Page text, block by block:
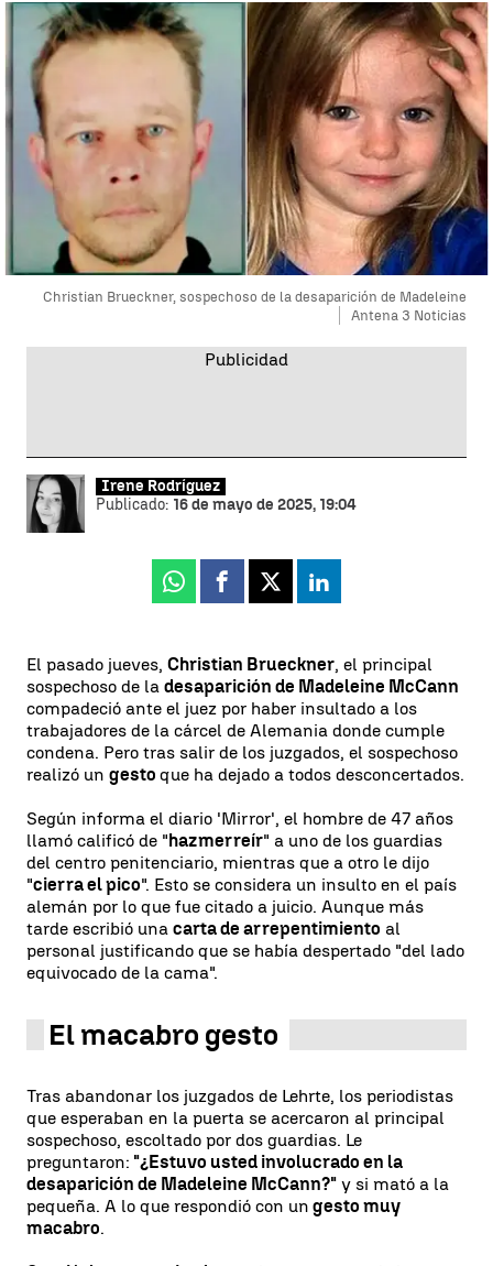
Christian Brueckner, sospechoso de la desaparición de Madeleine
Antena 3 Noticias
Irene Rodríguez
Publicado: 16 de mayo de 2025, 19:04
Whatsapp
Facebook
X Linkedin
El pasado jueves, Christian Brueckner, el principal
sospechoso de la desaparición de Madeleine McCann
compadeció ante el juez por haber insultado a los
trabajadores de la cárcel de Alemania donde cumple
condena. Pero tras salir de los juzgados, el sospechoso
realizó un gesto que ha dejado a todos desconcertados.
Según informa el diario 'Mirror', el hombre de 47 años
llamó calificó de "hazmerreír" a uno de los guardias
del centro penitenciario, mientras que a otro le dijo
"cierra el pico". Esto se considera un insulto en el país
alemán por lo que fue citado a juicio. Aunque más
tarde escribió una carta de arrepentimiento al
personal justificando que se había despertado "del lado
equivocado de la cama".
El macabro gesto
Tras abandonar los juzgados de Lehrte, los periodistas
que esperaban en la puerta se acercaron al principal
sospechoso, escoltado por dos guardias. Le
preguntaron: "¿Estuvo usted involucrado en la
desaparición de Madeleine McCann?" y si mató a la
pequeña. A lo que respondió con un gesto muy
macabro.